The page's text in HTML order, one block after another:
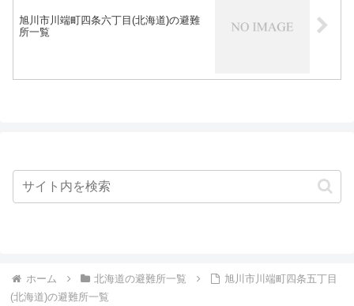
旭川市川端町四条六丁目(北海道)の避難
所一覧
ホーム 北海道の避難所一覧
旭川市川端町四条五丁目
(北海道)の避難所一覧